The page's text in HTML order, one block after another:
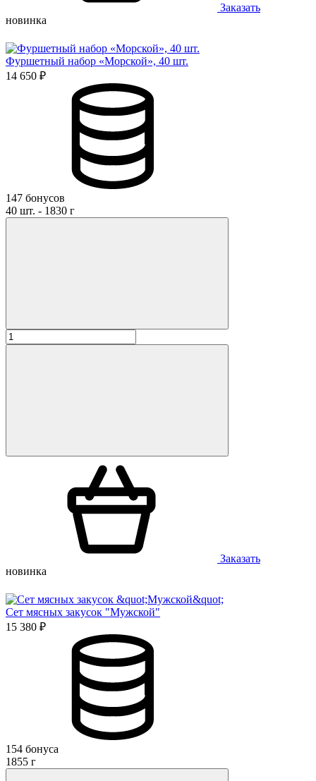
Заказать
новинка
Фуршетный набор «Морской», 40 шт.
14 650 ₽
147 бонусов
40 шт. - 1830 г
Заказать
новинка
Сет мясных закусок "Мужской"
15 380 ₽
154 бонуса
1855 г